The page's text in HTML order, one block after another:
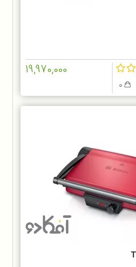
19,970,000